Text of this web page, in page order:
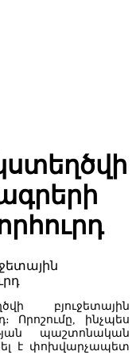
դիրք է
ոլորտում՝
և գործունեության
կողմից
հարցեր են
բյուջետային
Որոշումը, ինչպես
պաշտոնական
է փոխվարչապետ